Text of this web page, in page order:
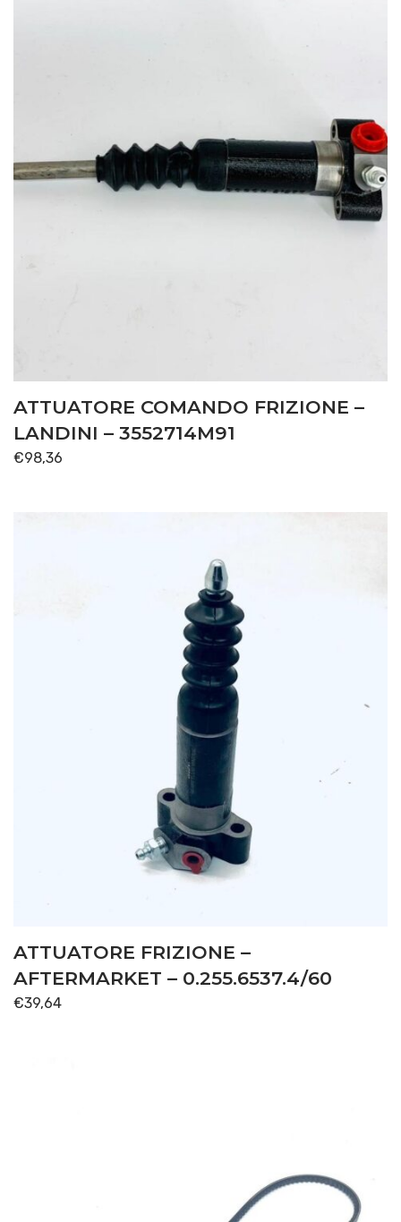
ATTUATORE COMANDO FRIZIONE –
LANDINI – 3552714M91
€98,36
ATTUATORE FRIZIONE –
AFTERMARKET – 0.255.6537.4/60
€39,64